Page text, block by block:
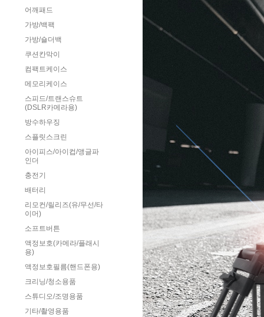
어깨패드
가방/백팩
가방/숄더백
쿠션칸막이
컴팩트케이스
메모리케이스
스피드/트랜스슈트
(DSLR카메라용)
방수하우징
스플릿스크린
아이피스/아이컵/앵글파
인더
충전기
배터리
리모컨/릴리즈(유/무선/타
이머)
소프트버튼
액정보호(카메라/플래시
용)
액정보호필름(핸드폰용)
크리닝/청소용품
스튜디오/조명용품
기타/촬영용품